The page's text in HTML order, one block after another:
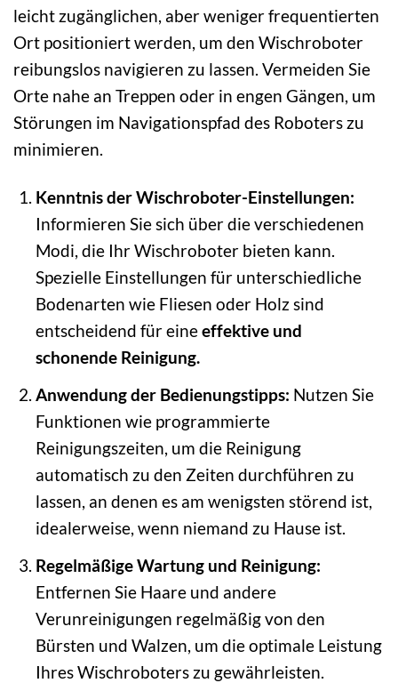
leicht zugänglichen, aber weniger frequentierten
Ort positioniert werden, um den Wischroboter
reibungslos navigieren zu lassen. Vermeiden Sie
Orte nahe an Treppen oder in engen Gängen, um
Störungen im Navigationspfad des Roboters zu
minimieren.
Kenntnis der Wischroboter-Einstellungen:
Informieren Sie sich über die verschiedenen
Modi, die Ihr Wischroboter bieten kann.
Spezielle Einstellungen für unterschiedliche
Bodenarten wie Fliesen oder Holz sind
entscheidend für eineeffektive und
schonende Reinigung.
Anwendung der Bedienungstipps: Nutzen Sie
Funktionen wie programmierte
Reinigungszeiten, um die Reinigung
automatisch zu den Zeiten durchführen zu
lassen, an denen es am wenigsten störend ist,
idealerweise, wenn niemand zu Hause ist.
Regelmäßige Wartung und Reinigung:
Entfernen Sie Haare und andere
Verunreinigungen regelmäßig von den
Bürsten und Walzen, um die optimale Leistung
Ihres Wischroboters zu gewährleisten.